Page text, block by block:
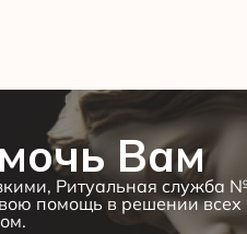
Вам
Ритуальная служба
помощь в решении